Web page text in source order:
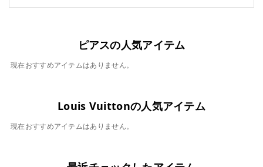
ピアスの人気アイテム
現在おすすめアイテムはありません。
Louis Vuittonの人気アイテム
現在おすすめアイテムはありません。